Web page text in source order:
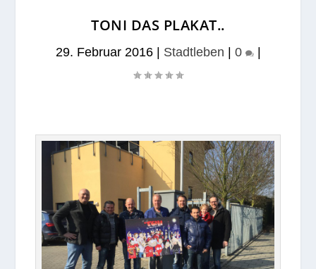
TONI DAS PLAKAT..
29. Februar 2016| Stadtleben 0 |